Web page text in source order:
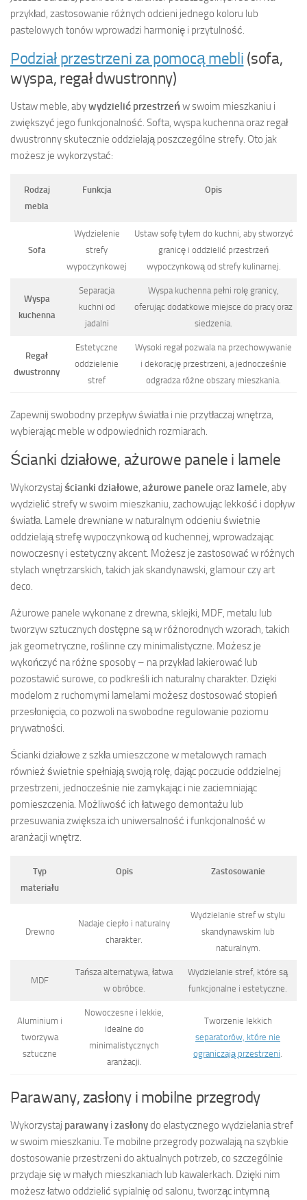
przykład, zastosowanie różnych odcieni jednego koloru lub
pastelowych tonów wprowadzi harmonię i przytulność.
Podział przestrzeni za pomocą mebli (sofa,
wyspa, regał dwustronny)
Ustaw meble, abywydzielić przestrzeńw swoim mieszkaniu i
zwiększyć jego funkcjonalność. Softa, wyspa kuchenna oraz regał
dwustronny skutecznie oddzielają poszczególne strefy. Oto jak
możesz je wykorzystać:
Rodzaj
mebla
Funkcja Opis
Sofa
Wydzielenie
strefy
wypoczynkowej
Ustaw sofę tyłem do kuchni, aby stworzyć
granicę i oddzielić przestrzeń
wypoczynkową od strefy kulinarnej.
Wyspa
kuchenna
Separacja
kuchni od
jadalni
Wyspa kuchenna pełni rolę granicy,
oferując dodatkowe miejsce do pracy oraz
siedzenia.
Regał
dwustronny
Estetyczne
oddzielenie
stref
Wysoki regał pozwala na przechowywanie
i dekorację przestrzeni, a jednocześnie
odgradza różne obszary mieszkania.
Zapewnij swobodny przepływ światła i nie przytłaczaj wnętrza,
wybierając meble w odpowiednich rozmiarach.
Ścianki działowe, ażurowe panele i lamele
Wykorzystaj ścianki działowe ażurowe panele oraz lamele , aby
wydzielić strefy w swoim mieszkaniu, zachowując lekkość i dopływ
światła. Lamele drewniane w naturalnym odcieniu świetnie
oddzielają strefę wypoczynkową od kuchennej, wprowadzając
nowoczesny i estetyczny akcent. Możesz je zastosować w różnych
stylach wnętrzarskich, takich jak skandynawski, glamour czy art
deco.
Ażurowe panele wykonane z drewna, sklejki, MDF, metalu lub
tworzyw sztucznych dostępne są w różnorodnych wzorach, takich
jak geometryczne, roślinne czy minimalistyczne. Możesz je
wykończyć na różne sposoby – na przykład lakierować lub
pozostawić surowe, co podkreśli ich naturalny charakter. Dzięki
modelom z ruchomymi lamelami możesz dostosować stopień
przesłonięcia, co pozwoli na swobodne regulowanie poziomu
prywatności.
Ścianki działowe z szkła umieszczone w metalowych ramach
również świetnie spełniają swoją rolę, dając poczucie oddzielnej
przestrzeni, jednocześnie nie zamykając i nie zaciemniając
pomieszczenia. Możliwość ich łatwego demontażu lub
przesuwania zwiększa ich uniwersalność i funkcjonalność w
aranżacji wnętrz.
Typ
materiału
Opis Zastosowanie
Drewno
Nadaje ciepło i naturalny
charakter.
Wydzielanie stref w stylu
skandynawskim lub
naturalnym.
MDF
Tańsza alternatywa, łatwa
w obróbce.
Wydzielanie stref, które są
funkcjonalne i estetyczne.
Aluminium i
tworzywa
sztuczne
Nowoczesne i lekkie,
idealne do
minimalistycznych
aranżacji.
Tworzenie lekkich
separatorów, które nie
ograniczają przestrzeni
Parawany, zasłony i mobilne przegrody
Wykorzystaj parawany i zasłonydo elastycznego wydzielania stref
w swoim mieszkaniu. Te mobilne przegrody pozwalają na szybkie
dostosowanie przestrzeni do aktualnych potrzeb, co szczególnie
przydaje się w małych mieszkaniach lub kawalerkach. Dzięki nim
możesz łatwo oddzielić sypialnię od salonu, tworząc intymną